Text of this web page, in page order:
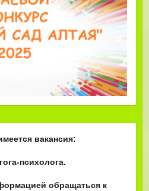
вакансия:
психолога.
обращаться к